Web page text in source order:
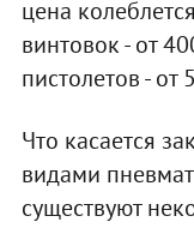
цена
винтовок - от
пистолетов - от
Что касается
видами
существуют